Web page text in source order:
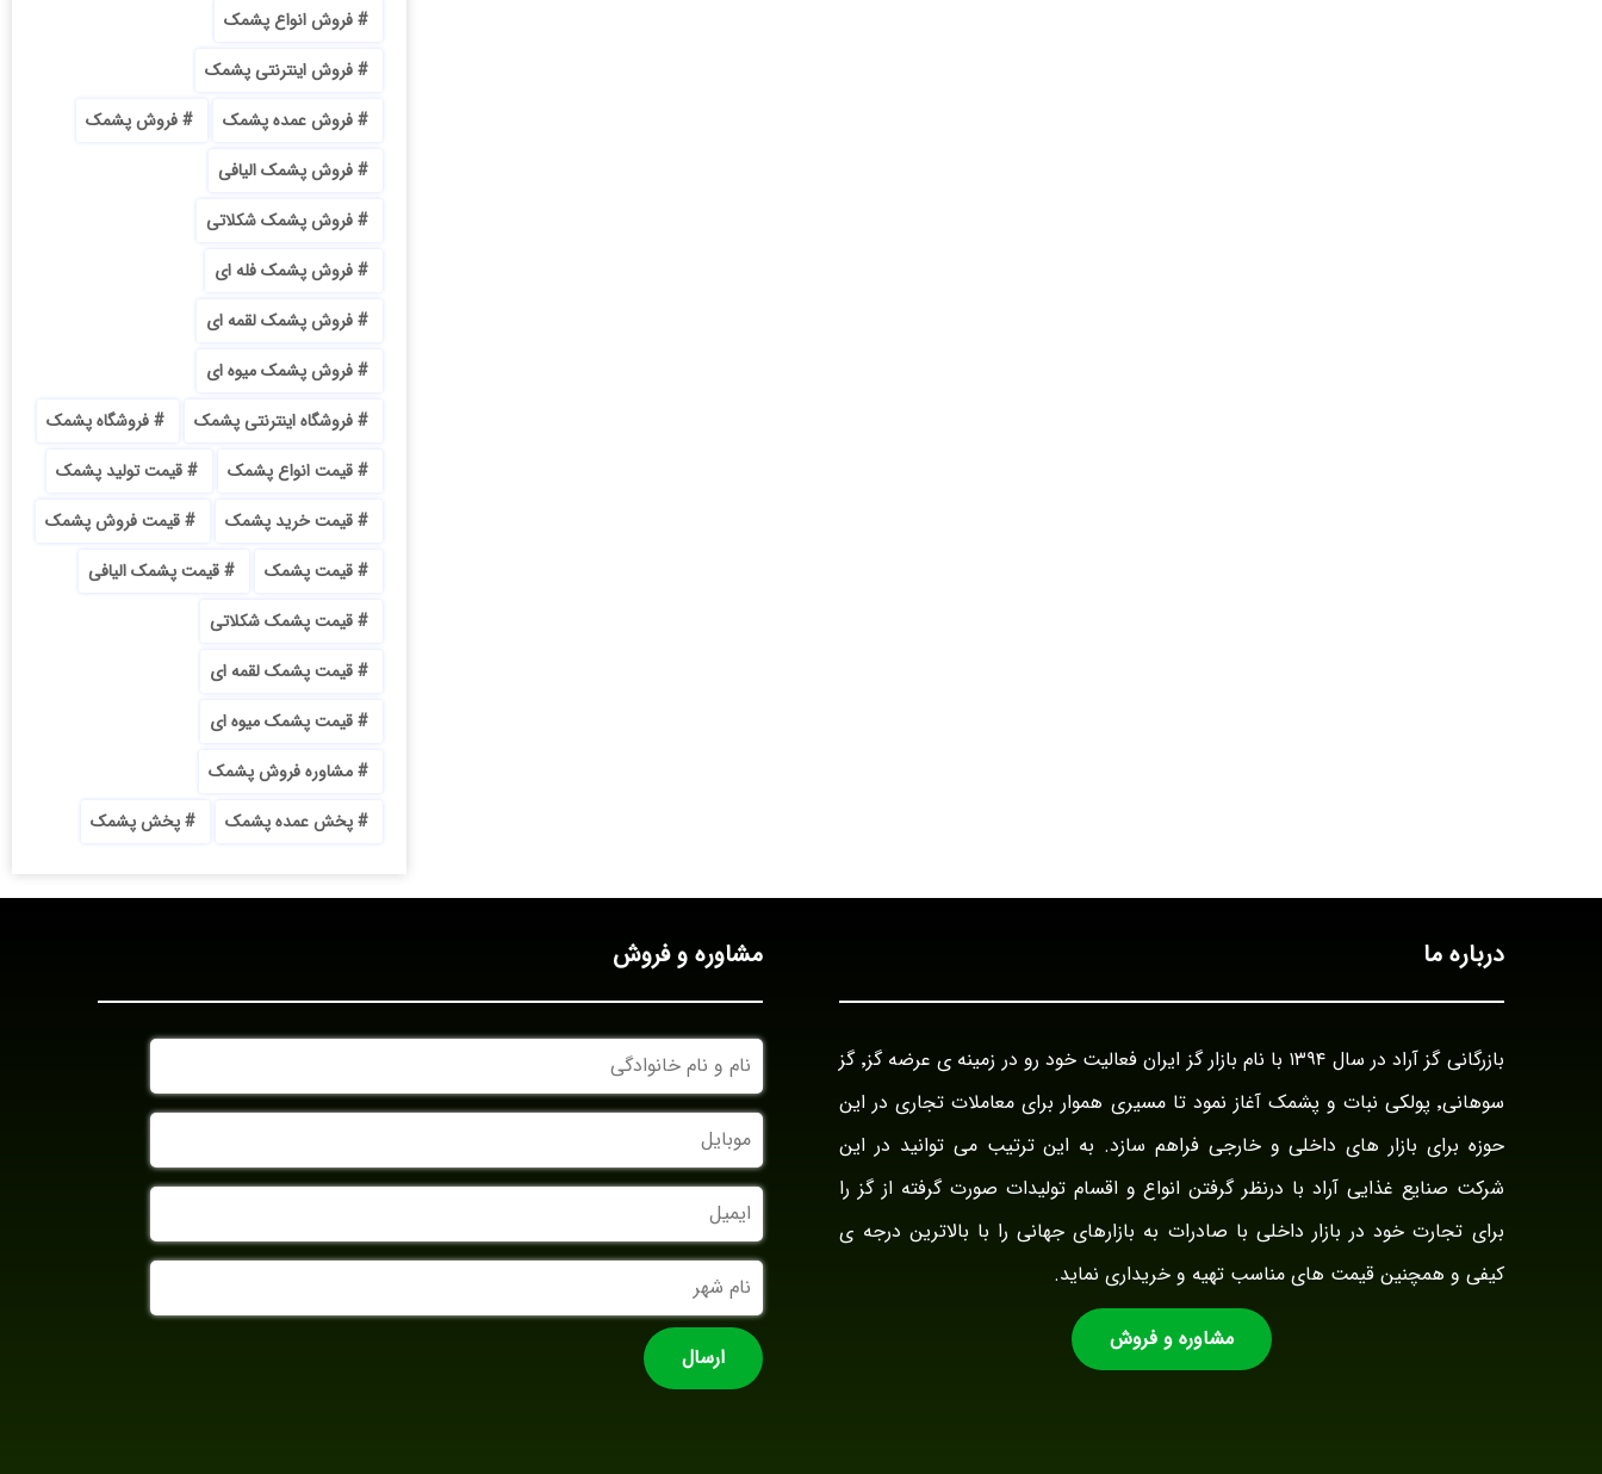
فروش انواع پشمک
فروش اینترنتی پشمک
فروش عمده پشمک
فروش پشمک
فروش پشمک الیافی
فروش پشمک شکلاتی
فروش پشمک فله ای
فروش پشمک لقمه ای
فروش پشمک میوه ای
فروشگاه اینترنتی پشمک
فروشگاه پشمک
قیمت انواع پشمک
قیمت تولید پشمک
قیمت خرید پشمک
قیمت فروش پشمک
قیمت پشمک
قیمت پشمک الیافی
قیمت پشمک شکلاتی
قیمت پشمک لقمه ای
قیمت پشمک میوه ای
مشاوره فروش پشمک
پخش عمده پشمک
پخش پشمک
درباره ما
بازرگانی گز آراد در سال ۱۳۹۴ با نام بازار گز ایران فعالیت خود رو در زمینه ی عرضه گز٬ گز
سوهانی٬ پولکی نبات و پشمک آغاز نمود تا مسیری هموار برای معاملات تجاری در این
حوزه برای بازار های داخلی و خارجی فراهم سازد. به این ترتیب می توانید در این
شرکت صنایع غذایی آراد با درنظر گرفتن انواع و اقسام تولیدات صورت گرفته از گز را
برای تجارت خود در بازار داخلی با صادرات به بازارهای جهانی را با بالاترین درجه ی
کیفی و همچنین قیمت های مناسب تهیه و خریداری نماید.
مشاوره و فروش
مشاوره و فروش
و
نام
خانوادگی
موبایل
ایمیل
نام
شهر